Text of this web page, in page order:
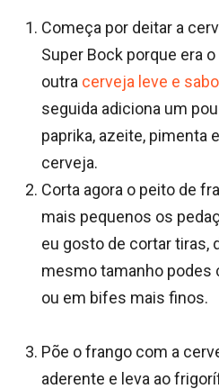
Começa por deitar a
Super Bock porque era
outra cerveja leve e
seguida adiciona um
paprika, azeite, pimenta
cerveja.
Corta agora o peito de
mais pequenos os
eu gosto de cortar tiras,
mesmo tamanho podes
ou em bifes mais finos.
Põe o frango com a
aderente e leva ao